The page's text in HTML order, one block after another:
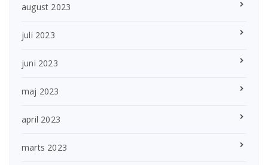
august 2023
juli 2023
juni 2023
maj 2023
april 2023
marts 2023